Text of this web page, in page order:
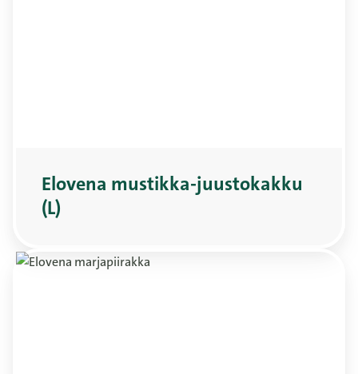
Elovena mustikka-juustokakku
(L)